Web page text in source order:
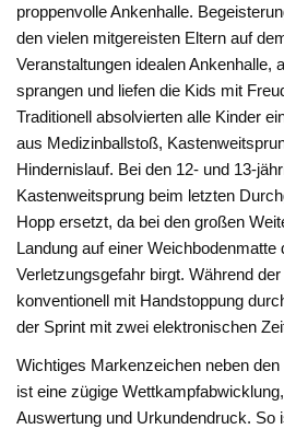
proppenvolle Ankenhalle.
den vielen mitgereisten Eltern auf
Veranstaltungen idealen Ankenhalle,
sprangen und liefen die Kids mit
Traditionell absolvierten alle Kinder
aus Medizinballstoß,
Hindernislauf. Bei den 12- und 13-
Kastenweitsprung beim letzten
Hopp ersetzt, da bei den großen
Landung auf einer Weichbodenmatte
Verletzungsgefahr birgt. Während
konventionell mit Handstoppung
der Sprint mit zwei elektronischen
Wichtiges Markenzeichen neben
ist eine zügige
Auswertung und Urkundendruck. So